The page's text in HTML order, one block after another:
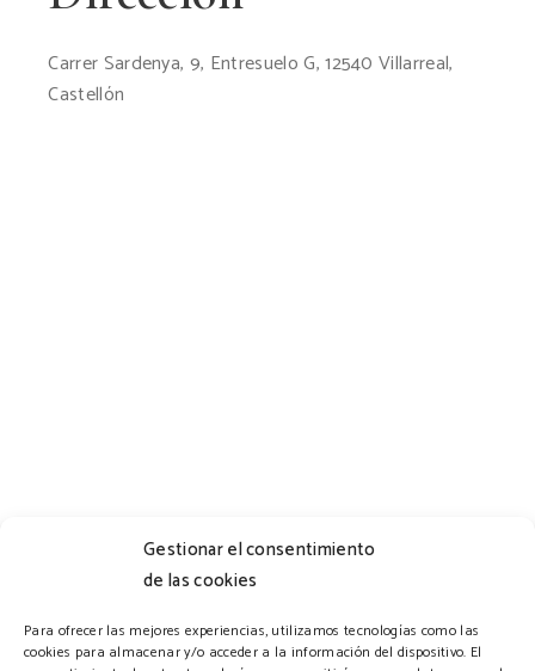
Gestionar el consentimiento
de las cookies
Para ofrecer las mejores experiencias, utilizamos tecnologías como las
cookies para almacenar y/o acceder a la información del dispositivo. El
Carrer Sardenya, 9, Entresuelo G, 12540 Villarreal,
Castellón
Horario